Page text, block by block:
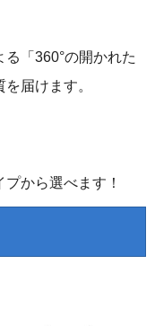
「360°の開かれた
届けます。
から選べます！